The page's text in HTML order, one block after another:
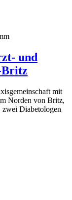
und
Britz
mit
Norden von Britz,
zwei Diabetologen